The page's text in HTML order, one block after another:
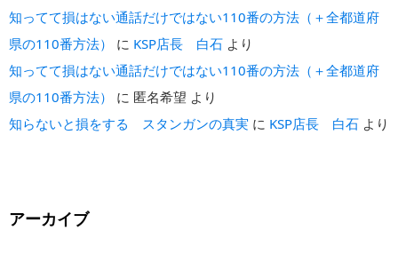
知ってて損はない通話だけではない110番の方法（＋全都道府
県の110番方法）
に KSP店長 白石 より
知ってて損はない通話だけではない110番の方法（＋全都道府
県の110番方法）
に 匿名希望 より
知らないと損をする スタンガンの真実 に KSP店長 白石 より
アーカイブ